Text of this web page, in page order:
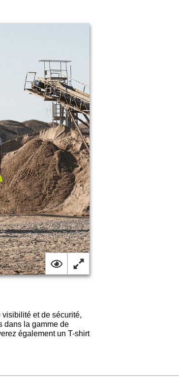
et de sécurité,
dans la gamme de
également un T-shirt